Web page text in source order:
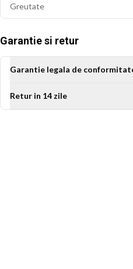
Greutate
Garantie si retur
Garantie legala de
Retur in 14 zile